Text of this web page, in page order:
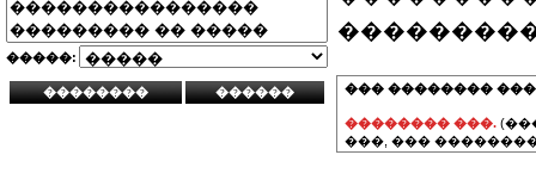
�����:
��� ��������
�������� ���.
���, ���